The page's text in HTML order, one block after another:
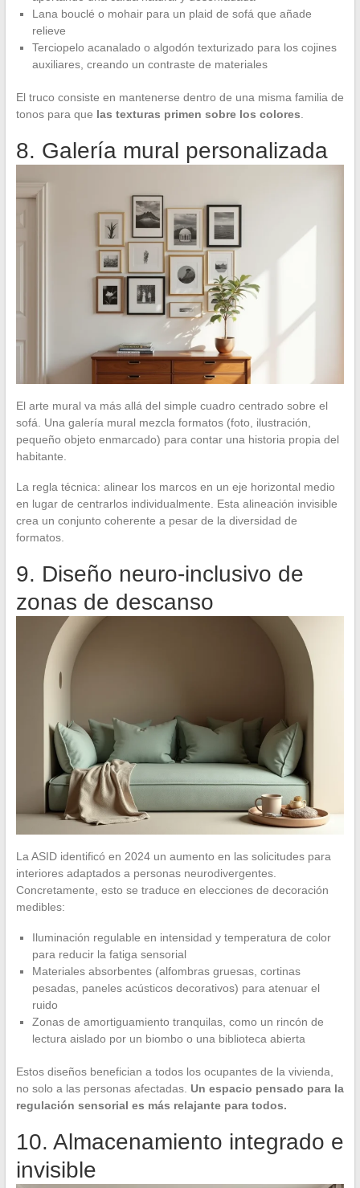
Lana bouclé o mohair para un plaid de sofá que añade
relieve
Terciopelo acanalado o algodón texturizado para los cojines
auxiliares, creando un contraste de materiales
El truco consiste en mantenerse dentro de una misma familia de
tonos para que las texturas primen sobre los colores.
8. Galería mural personalizada
El arte mural va más allá del simple cuadro centrado sobre el
sofá. Una galería mural mezcla formatos (foto, ilustración,
pequeño objeto enmarcado) para contar una historia propia del
habitante.
La regla técnica: alinear los marcos en un eje horizontal medio
en lugar de centrarlos individualmente. Esta alineación invisible
crea un conjunto coherente a pesar de la diversidad de
formatos.
9. Diseño neuro-inclusivo de
zonas de descanso
La ASID identificó en 2024 un aumento en las solicitudes para
interiores adaptados a personas neurodivergentes.
Concretamente, esto se traduce en elecciones de decoración
medibles:
Iluminación regulable en intensidad y temperatura de color
para reducir la fatiga sensorial
Materiales absorbentes (alfombras gruesas, cortinas
pesadas, paneles acústicos decorativos) para atenuar el
ruido
Zonas de amortiguamiento tranquilas, como un rincón de
lectura aislado por un biombo o una biblioteca abierta
Estos diseños benefician a todos los ocupantes de la vivienda,
no solo a las personas afectadas. Un espacio pensado para la
regulación sensorial es más relajante para todos.
10. Almacenamiento integrado e
invisible